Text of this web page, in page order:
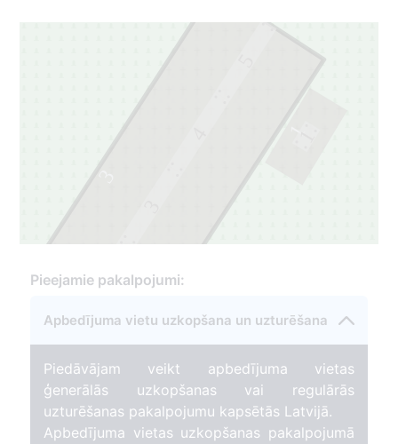
3
2
Pieejamie pakalpojumi:
Apbedījuma vietu uzkopšana un uzturēšana
Piedāvājam veikt apbedījuma vietas
ģenerālās uzkopšanas vai regulārās
uzturēšanas pakalpojumu kapsētās Latvijā.
Apbedījuma vietas uzkopšanas pakalpojumā